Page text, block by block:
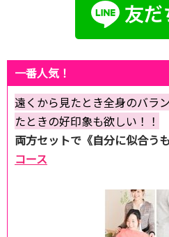
一番人気！
遠くから見たとき全身のバラ
たときの好印象も欲しい！！
両方セットで《自分に似合う
コース